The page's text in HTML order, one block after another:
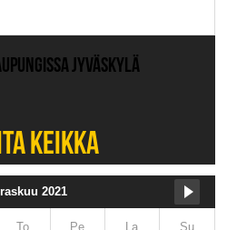
JYVÄSKYLÄ
KEIKKA
2021
To Pe La Su